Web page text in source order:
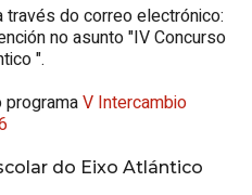
do correo electrónico:
no asunto "IV Concurso
".
programaV Intercambio
do Eixo Atlántico